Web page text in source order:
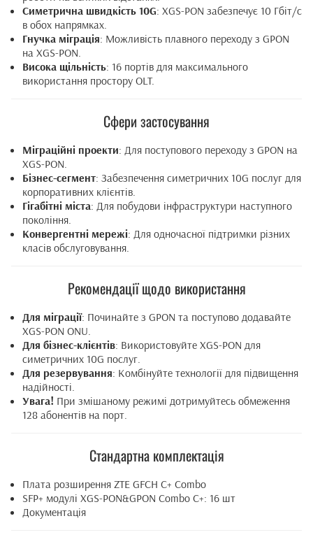
Симетрична швидкість 10G: XGS-PON забезпечує 10 Гбіт/с
в обох напрямках.
Гнучка міграція: Можливість плавного переходу з GPON
на XGS-PON.
Висока щільність: 16 портів для максимального
використання простору OLT.
Сфери застосування
Міграційні проекти: Для поступового переходу з GPON на
XGS-PON.
Бізнес-сегмент: Забезпечення симетричних 10G послуг для
корпоративних клієнтів.
Гігабітні міста: Для побудови інфраструктури наступного
покоління.
Конвергентні мережі: Для одночасної підтримки різних
класів обслуговування.
Рекомендації щодо використання
Для міграції: Починайте з GPON та поступово додавайте
XGS-PON ONU.
Для бізнес-клієнтів: Використовуйте XGS-PON для
симетричних 10G послуг.
Для резервування: Комбінуйте технології для підвищення
надійності.
Увага! При змішаному режимі дотримуйтесь обмеження
128 абонентів на порт.
Стандартна комплектація
Плата розширення ZTE GFCH C+ Combo
SFP+ модулі XGS-PON&GPON Combo C+: 16 шт
Документація